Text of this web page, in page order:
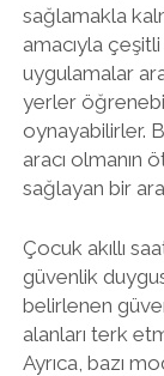
sağlamakla
amacıyla
uygulamalar
yerler
oynayabilirler.
aracı olmanın
sağlayan bir
Çocuk akıllı
güvenlik
belirlenen
alanları terk
Ayrıca, bazı